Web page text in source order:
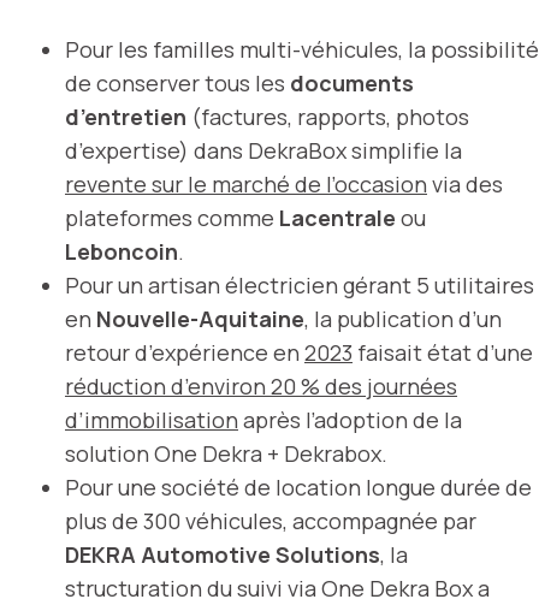
Pour les familles multi-véhicules, la possibilité
de conserver tous les documents
d’entretien (factures, rapports, photos
d’expertise) dans DekraBox simplifie la
revente sur le marché de l’occasion via des
plateformes comme Lacentrale ou
Leboncoin.
Pour un artisan électricien gérant 5 utilitaires
en Nouvelle-Aquitaine, la publication d’un
retour d’expérience en 2023 faisait état d’une
réduction d’environ 20 % des journées
d’immobilisation après l’adoption de la
solution One Dekra + Dekrabox.
Pour une société de location longue durée de
plus de 300 véhicules, accompagnée par
DEKRA Automotive Solutions, la
structuration du suivi via One Dekra Box a